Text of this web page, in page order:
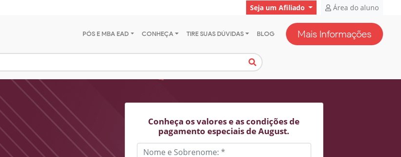
Seja um Afiliado Área do aluno
PÓS E MBA EAD CONHEÇA TIRE SUAS DÚVIDAS BLOG Mais Informações
Conheça os valores e as condições de
pagamento especiais de August.